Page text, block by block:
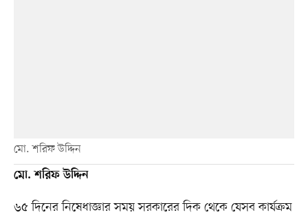
মো. শরিফ উদ্দিন
মো. শরিফ উদ্দিন
৬৫ দিনের নিষেধাজ্ঞার সময় সরকারের দিক থেকে যেসব কার্যক্রম